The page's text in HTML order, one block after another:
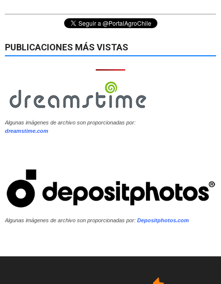
PUBLICACIONES MÁS VISTAS
Algunas imágenes de archivo son proporcionadas por:
dreamstime.com
Algunas imágenes de archivo son proporcionadas por: Depositphotos.com